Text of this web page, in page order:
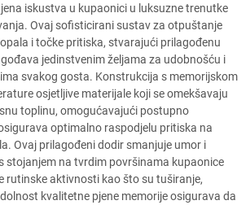
iskustva u kupaonici u luksuzne trenutke
Ovaj sofisticirani sustav za otpuštanje
i točke pritiska, stvarajući prilagođenu
jedinstvenim željama za udobnošću i
svakog gosta. Konstrukcija s memorijskom
osjetljive materijale koji se omekšavaju
toplinu, omogućavajući postupno
optimalno raspodjelu pritiska na
Ovaj prilagođeni dodir smanjuje umor i
stojanjem na tvrdim površinama kupaonice
rutinske aktivnosti kao što su tuširanje,
kvalitetne pjene memorije osigurava da